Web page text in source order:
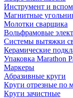
Инструмент и
Магнитные
Молотки сварщика
Вольфрамовые
Системы вытяжки
Керамические
Упаковка Marathon
Маркеры
Абразивные круги
Круги отрезные по
Круги зачистные